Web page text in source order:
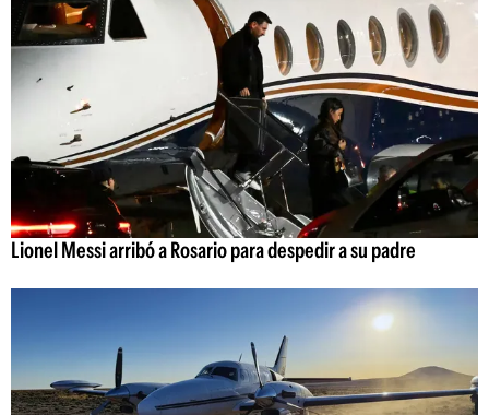
Lionel Messi arribó a Rosario para despedir a su padre